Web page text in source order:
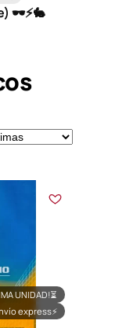
🕶️⚡🐇
UNIDAD!⏳
express⚡